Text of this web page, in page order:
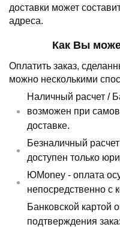
доставки может
адреса.
Как Вы
Оплатить заказ,
можно несколькими
Наличный расчет /
возможен при
доставке.
Безналичный
доступен только
ЮMoney - оплата
непосредственно с
Банковской картой
подтверждения